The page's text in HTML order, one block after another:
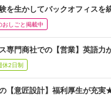
を生かしてバックオフィスを
おしごと掲載中
専門商社での【営業】英語力
休2日制
【意匠設計】福利厚生が充実